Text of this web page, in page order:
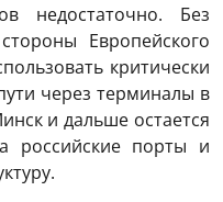
недостаточно. Без
Европейского
критически
через терминалы в
и дальше остается
российские порты и